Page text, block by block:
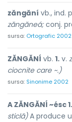
zăngăní vb., ind.
zăngăneá;conj.
sursa: Ortografic 2002
ZĂNGĂNÍ vb. 1. v.
ciocnite care ~.)
sursa: Sinonime 2002
A ZĂNGĂNÍ ~ésc 1.
sticlă)A produce